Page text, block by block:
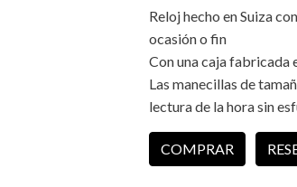
Reloj hecho en Suiza
ocasión o fin
Con una caja fabricada
Las manecillas de
lectura de la hora sin
COMPRAR